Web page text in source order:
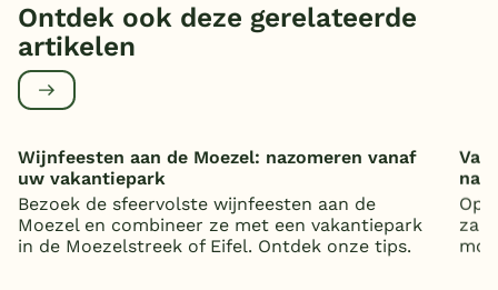
Ontdek ook deze gerelateerde
artikelen
Wijnfeesten aan de Moezel: nazomeren vanaf
uw vakantiepark
Bezoek de sfeervolste wijnfeesten aan de
Moezel en combineer ze met een vakantiepark
in de Moezelstreek of Eifel. Ontdek onze tips.
Op